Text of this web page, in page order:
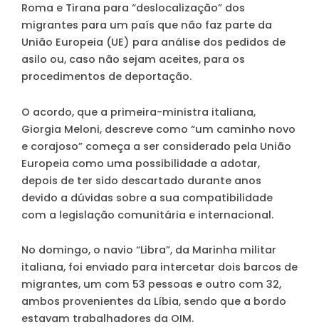
Roma e Tirana para “deslocalização” dos
migrantes para um país que não faz parte da
União Europeia (UE) para análise dos pedidos de
asilo ou, caso não sejam aceites, para os
procedimentos de deportação.
O acordo, que a primeira-ministra italiana,
Giorgia Meloni, descreve como “um caminho novo
e corajoso” começa a ser considerado pela União
Europeia como uma possibilidade a adotar,
depois de ter sido descartado durante anos
devido a dúvidas sobre a sua compatibilidade
com a legislação comunitária e internacional.
No domingo, o navio “Libra”, da Marinha militar
italiana, foi enviado para intercetar dois barcos de
migrantes, um com 53 pessoas e outro com 32,
ambos provenientes da Líbia, sendo que a bordo
estavam trabalhadores da OIM.